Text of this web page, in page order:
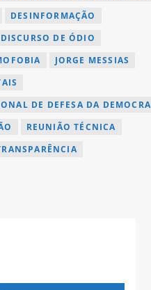
DESINFORMAÇÃO
DISCURSO DE ÓDIO
JORGE MESSIAS
DE DEFESA DA
REUNIÃO TÉCNICA